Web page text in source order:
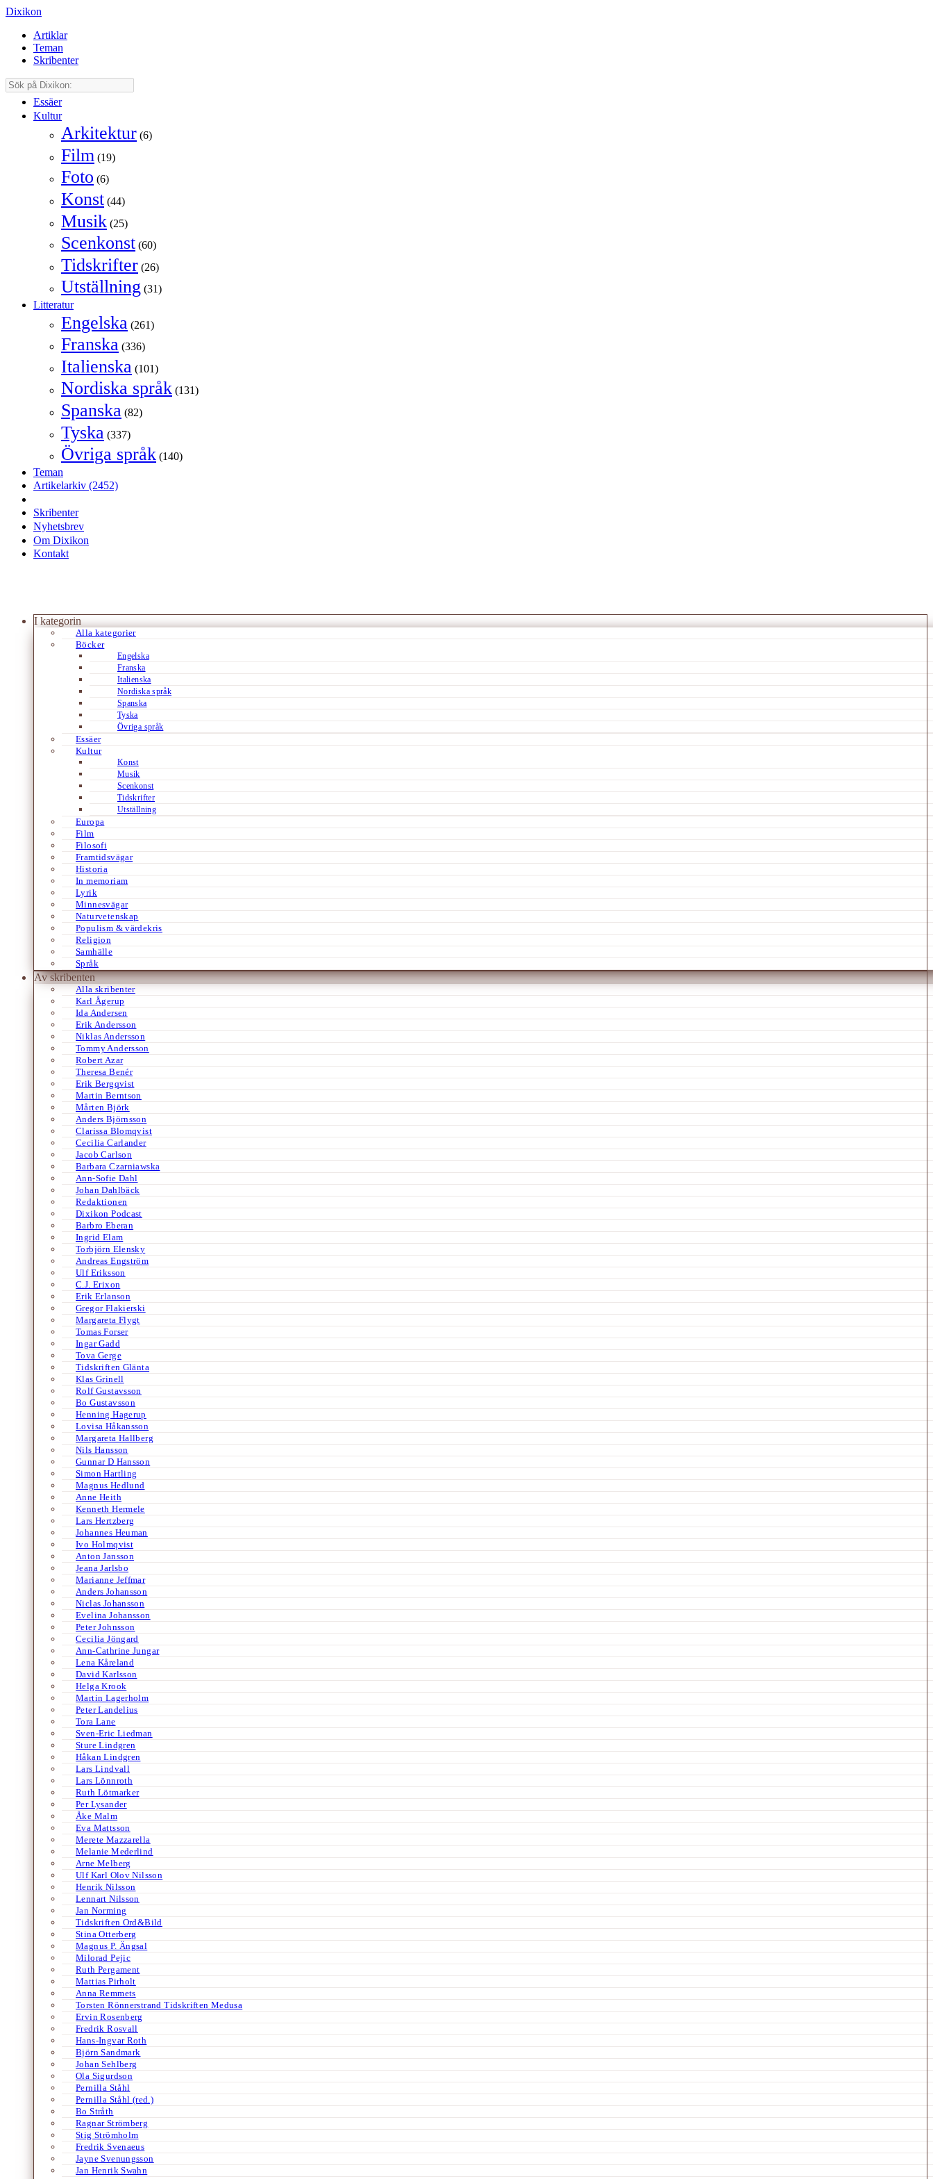
Dixikon
Artiklar
Teman
Skribenter
Essäer
Kultur
Arkitektur (6)
Film (19)
Foto (6)
Konst (44)
Musik (25)
Scenkonst (60)
Tidskrifter (26)
Utställning (31)
Litteratur
Engelska (261)
Franska (336)
Italienska (101)
Nordiska språk (131)
Spanska (82)
Tyska (337)
Övriga språk (140)
Teman
Artikelarkiv (2452)
Skribenter
Nyhetsbrev
Om Dixikon
Kontakt
I kategorin
Alla kategorier
Böcker
Engelska
Franska
Italienska
Nordiska språk
Spanska
Tyska
Övriga språk
Essäer
Kultur
Konst
Musik
Scenkonst
Tidskrifter
Utställning
Europa
Film
Filosofi
Framtidsvägar
Historia
In memoriam
Lyrik
Minnesvägar
Naturvetenskap
Populism & värdekris
Religion
Samhälle
Språk
Av skribenten
Alla skribenter
Karl Ågerup
Ida Andersen
Erik Andersson
Niklas Andersson
Tommy Andersson
Robert Azar
Theresa Benér
Erik Bergqvist
Martin Berntson
Mårten Björk
Anders Björnsson
Clarissa Blomqvist
Cecilia Carlander
Jacob Carlson
Barbara Czarniawska
Ann-Sofie Dahl
Johan Dahlbäck
Redaktionen
Dixikon Podcast
Barbro Eberan
Ingrid Elam
Torbjörn Elensky
Andreas Engström
Ulf Eriksson
C.J. Erixon
Erik Erlanson
Gregor Flakierski
Margareta Flygt
Tomas Forser
Ingar Gadd
Tova Gerge
Tidskriften Glänta
Klas Grinell
Rolf Gustavsson
Bo Gustavsson
Henning Hagerup
Lovisa Håkansson
Margareta Hallberg
Nils Hansson
Gunnar D Hansson
Simon Hartling
Magnus Hedlund
Anne Heith
Kenneth Hermele
Lars Hertzberg
Johannes Heuman
Ivo Holmqvist
Anton Jansson
Jeana Jarlsbo
Marianne Jeffmar
Anders Johansson
Niclas Johansson
Evelina Johansson
Peter Johnsson
Cecilia Jöngard
Ann-Cathrine Jungar
Lena Kåreland
David Karlsson
Helga Krook
Martin Lagerholm
Peter Landelius
Tora Lane
Sven-Eric Liedman
Sture Lindgren
Håkan Lindgren
Lars Lindvall
Lars Lönnroth
Ruth Lötmarker
Per Lysander
Åke Malm
Eva Mattsson
Merete Mazzarella
Melanie Mederlind
Arne Melberg
Ulf Karl Olov Nilsson
Henrik Nilsson
Lennart Nilsson
Jan Norming
Tidskriften Ord&Bild
Stina Otterberg
Magnus P. Ängsal
Milorad Pejic
Ruth Pergament
Mattias Pirholt
Anna Remmets
Torsten Rönnerstrand Tidskriften Medusa
Ervin Rosenberg
Fredrik Rosvall
Hans-Ingvar Roth
Björn Sandmark
Johan Sehlberg
Ola Sigurdson
Pernilla Ståhl
Pernilla Ståhl (red.)
Bo Stråth
Ragnar Strömberg
Stig Strömholm
Fredrik Svenaeus
Jayne Svenungsson
Jan Henrik Swahn